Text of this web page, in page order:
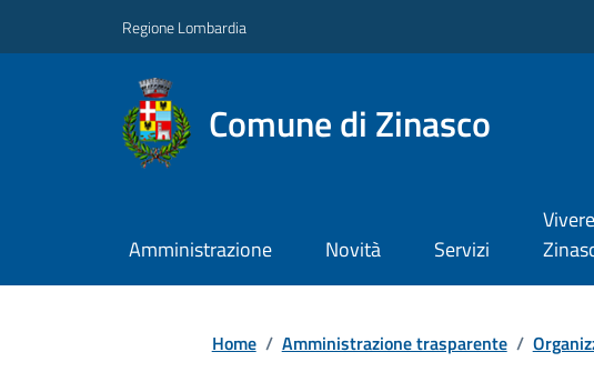
Regione Lombardia
Comune di Zinasco
Amministrazione Novità Servizi
Vivere
Home / Amministrazione trasparente /